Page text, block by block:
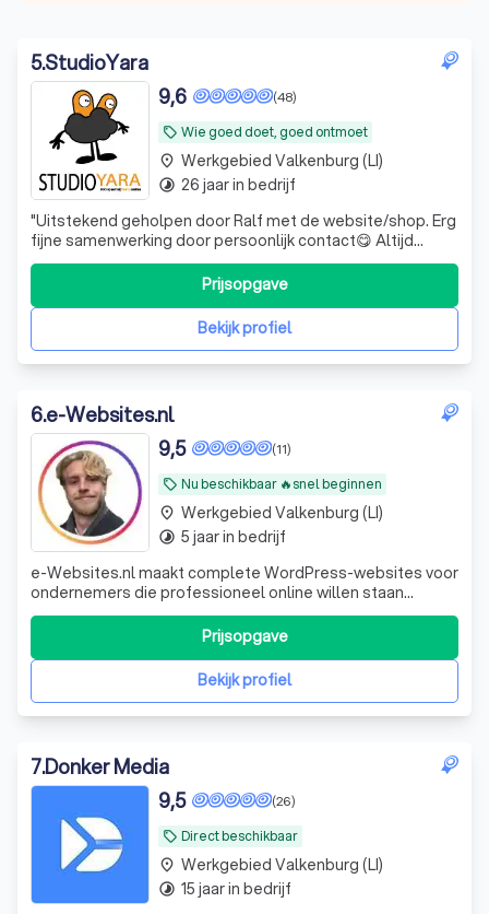
5.StudioYara
local_offer Wie goed doet, goed ontmoet
(48)
9,6
"Uitstekend geholpen door Ralf met de website/shop. Erg
fijne samenwerking door persoonlijk contact😋 Altijd
paraat en vriendelijke, snelle service. Bedankt voor het
helpen studio Yara! Echt een aanrader.
Bekijk profiel
Prijsopgave
place Werkgebied Valkenburg (LI)
timelapse 26 jaar in bedrijf
6.e-Websites.nl
local_offer Nu beschikbaar 🔥snel beginnen
(11)
9,5
e-Websites.nl maakt complete WordPress-websites voor
ondernemers die professioneel online willen staan
zonder technisch gedoe. Veel ondernemers weten dat ze
een goede website nodig hebben, maar lopen vast op
keuzes zoals hosting, domeinnaam, e-mail, WordPress,
onderhoud, beveiliging en teksten. Wij
Bekijk profiel
Prijsopgave
place Werkgebied Valkenburg (LI)
timelapse 5 jaar in bedrijf
7.Donker Media
local_offer Direct beschikbaar
(26)
9,5
place Werkgebied Valkenburg (LI)
timelapse 15 jaar in bedrijf